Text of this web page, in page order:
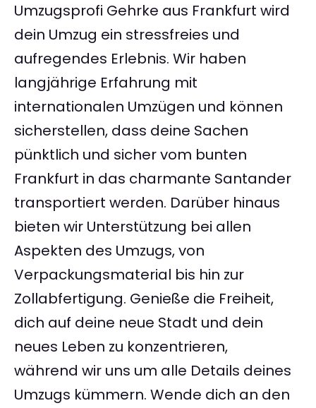
Umzugsprofi Gehrke aus Frankfurt wird
dein Umzug ein stressfreies und
aufregendes Erlebnis. Wir haben
langjährige Erfahrung mit
internationalen Umzügen und können
sicherstellen, dass deine Sachen
pünktlich und sicher vom bunten
Frankfurt in das charmante Santander
transportiert werden. Darüber hinaus
bieten wir Unterstützung bei allen
Aspekten des Umzugs, von
Verpackungsmaterial bis hin zur
Zollabfertigung. Genieße die Freiheit,
dich auf deine neue Stadt und dein
neues Leben zu konzentrieren,
während wir uns um alle Details deines
Umzugs kümmern. Wende dich an den